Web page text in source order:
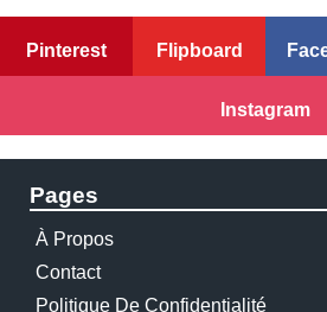
Pinterest Flipboard
Instagram
Pages
À Propos
Contact
Politique De Confidentialité